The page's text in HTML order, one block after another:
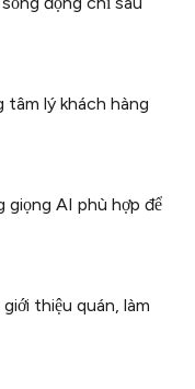
tâm lý khách hàng
giọng AI phù hợp để
thiệu quán, làm